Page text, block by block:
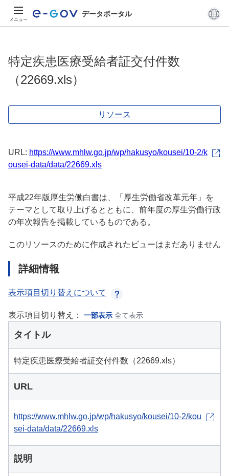
メニュー
データポータル
特定疾患医療受給者証交付件数
（22669.xls）
リソース
URL: https://www.mhlw.go.jp/wp/hakusyo/kousei/10-2/k
ousei-data/data/22669.xls
平成22年版厚生労働白書は、「厚生労働省改革元年」を
テーマとして取り上げるとともに、前年度の厚生労働行政
の年次報告を掲載しているものである。
このリソースのために作成されたビューはまだありません
詳細情報
表示項目切り替えについて
表示項目切り替え： 一部表示 全て表示
タイトル
特定疾患医療受給者証交付件数（22669.xls）
URL
https://www.mhlw.go.jp/wp/hakusyo/kousei/10-2/kou
sei-data/data/22669.xls
説明